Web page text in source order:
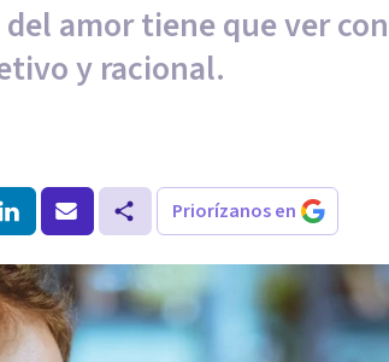
amor tiene que ver
y racional.
Priorízanos en